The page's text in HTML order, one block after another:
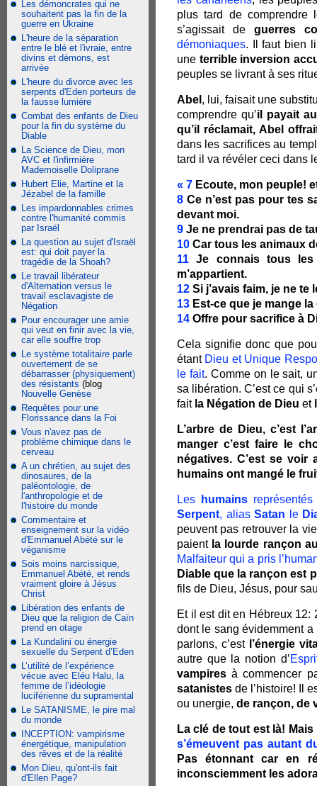
Les démoncrates qui ne
souhaitent pas la fin de la
guerre en Ukraine
L'heure de la séparation
entre le blé et l'ivraie, entre
divins et démons, est
arrivée
L'heure du divorce avec les
serpents d'Eden porteurs de
la fausse lumière
Combat des enfants de Dieu
pour la fin du système du
Diable
La Science de Dieu, mon
AVC et l'infirmière
Mademoiselle Doliprane
Hubert Elie, Martine et la
Jézabel de la famille
Les impardonnables crimes
contre l'humanité commis
par Israël
La question au sujet d'Israël
est: qui doit payer la
tragédie de la Shoah?
Le travail libérateur
d'Alternation versus le
travail esclavagiste de
Négation
Pour encourager une amie
qui veut en finir avec la vie,
car elle souffre trop
Le système totalitaire parle
ouvertement de se
débarrasser (physiquement)
des résistants (blog
Nouvelle Genèse
Requêtes pour une
Florissance dans la Foi
Vous n'avez pas de
problème chimique dans le
cerveau
A un chrétien, au sujet des
dinosaures, de la
paléontologie, de
l'anthropologie et de
l'histoire du monde
Commentaire et
enseignement sur la vidéo
d'Emmanuel Abété sur le
véganisme
Sois moins narcissique,
Emmanuel Abété, et rends
vraiment gloire à Jésus
Christ
Libération des enfants de
Dieu que la religion de Caïn
prend en otage
La Kundalini ou énergie
sexuelle du Serpent d’Eden
L’utilité de l’expérience
vécue avec Eléu Halu, la
femme de l’idéologie
luciférienne du supramental
Le SATANISME, le pire mal
du monde
INCEPTION: vampirisme
énergétique, manipulation
des rêves et de la réalité
Mon Dieu, qu'ont-ils fait
d'Ellen Page?
plus tard de
s’agissait de guerres
démoniaques. Il faut bien
une terrible inversion
peuples se livrant à ses
Abel , lui, faisait une
comprendre qu’il payait
qu’il réclamait, Abel
dans les sacrifices au
tard il va révéler ceci dans
« 7 Ecoute, mon peuple!
8 Ce n’est pas pour tes
devant moi.
9 Je ne prendrai pas de
10 Car tous les animaux
11Je connais tous
m’appartient.
12 Si j’avais faim, je ne te
13 Est-ce que je mange
14 Offre pour sacrifice à
Cela signifie donc que
étant Dieu et Unique
le fait. Comme on le sait,
sa libération. C’est ce qui
fait la Négation de Dieu et
L’arbre de Dieu, c’est
manger c’est faire le
négatives. C’est se voir
humains ont mangé le
Les humains
Serpent, alias Satan le
peuvent pas retrouver la
paient la lourde rançon
Malfaiteur qui a pris
Diable que la rançon est
fils de Dieu, Jésus, pour
Et il est dit en Hébreux 12:
dont le sang évidemment
parlons, c’est l’énergie
autre que la notion d’
vampires à commencer
satanistes de l’histoire! Il
ou unergie, de rançon, de
La clé de tout est là!
s’émeuvent pas autant
Pas étonnant car en
inconsciemment les